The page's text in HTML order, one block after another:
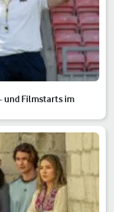
und Filmstarts im